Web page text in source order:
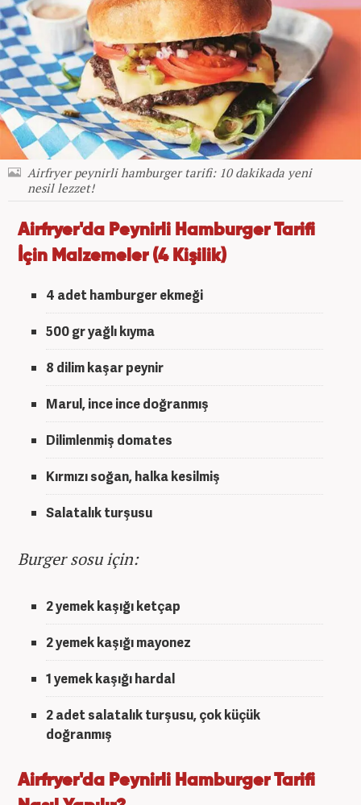
Airfryer peynirli hamburger tarifi: 10 dakikada yeni
nesil lezzet!
Airfryer'da Peynirli Hamburger Tarifi
İçin Malzemeler (4 Kişilik)
4 adethamburger ekmeği
500 gryağlı kıyma
8 dilimkaşar peynir
Marul, ince ince doğranmış
Dilimlenmiş domates
Kırmızı soğan, halka kesilmiş
Salatalık turşusu
Burger sosu için:
2 yemek kaşığıketçap
2 yemek kaşığımayonez
1 yemek kaşığıhardal
2 adetsalatalık turşusu, çok küçük
doğranmış
Airfryer'da Peynirli Hamburger Tarifi